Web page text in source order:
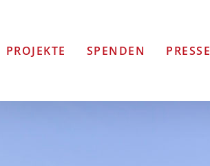
PROJEKTE SPENDEN PRESSE